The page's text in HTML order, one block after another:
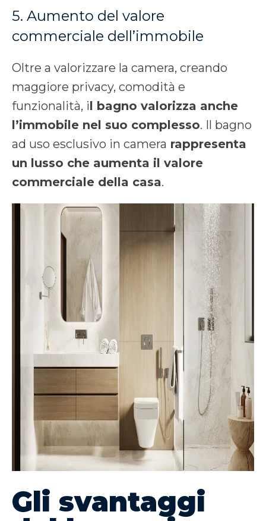
5. Aumento del valore
commerciale dell’immobile
Oltre a valorizzare la camera, creando
maggiore privacy, comodità e
funzionalità, il bagno valorizza anche
l’immobile nel suo complesso. Il bagno
ad uso esclusivo in camera rappresenta
un lusso che aumenta il valore
commerciale della casa.
Gli svantaggi